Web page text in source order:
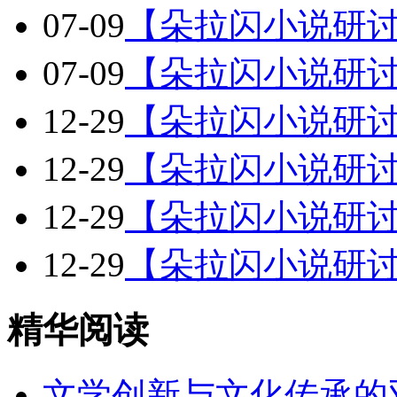
07-09 【朵拉闪小说研
07-09 【朵拉闪小说研
12-29 【朵拉闪小说研
12-29 【朵拉闪小说研
12-29 【朵拉闪小说研
12-29 【朵拉闪小说研
精华阅读